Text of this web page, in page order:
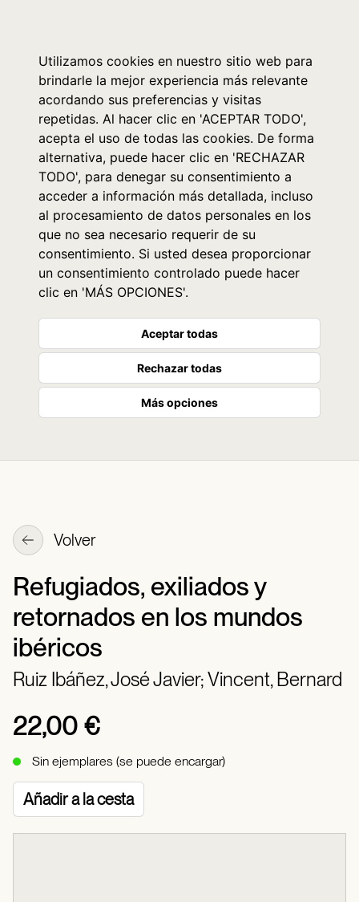
Utilizamos cookies en nuestro sitio web para
brindarle la mejor experiencia más relevante
acordando sus preferencias y visitas
repetidas. Al hacer clic en 'ACEPTAR TODO',
acepta el uso de todas las cookies. De forma
alternativa, puede hacer clic en 'RECHAZAR
TODO', para denegar su consentimiento a
acceder a información más detallada, incluso
al procesamiento de datos personales en los
que no sea necesario requerir de su
consentimiento. Si usted desea proporcionar
un consentimiento controlado puede hacer
clic en 'MÁS OPCIONES'.
Aceptar todas
Rechazar todas
Más opciones
Volver
Refugiados, exiliados y
retornados en los mundos
ibéricos
Ruiz Ibáñez, José Javier;Vincent, Bernard
22,00 €
Sin ejemplares (se puede encargar)
Añadir a la cesta